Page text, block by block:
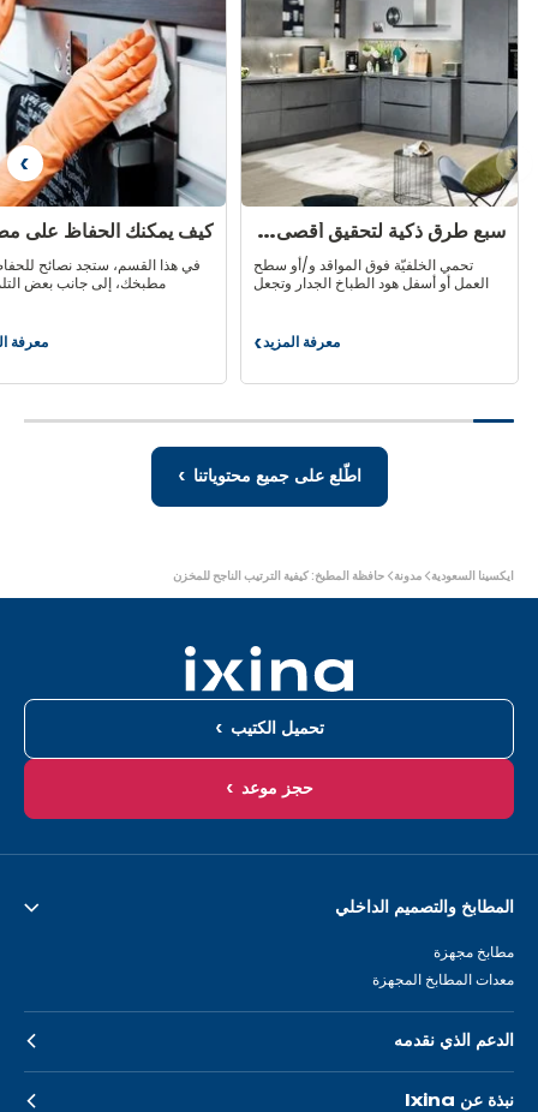
سبع طرق ذكية لتحقيق أقصى استفادة من الخلفيّة
تحمي الخلفيّة فوق المواقد و/أو سطح
العمل أو أسفل هود الطباخ الجدار وتجعل
خلفيّة مضيئة يمكن أن تكون أيضا خيارا ذكيا؟
إليك بعض الأفكار التي ستلهمك...
معرفة المزيد
سبع
ذكية
أقصى
استفادة
من
الخلفيّة
في هذا القسم، ستجد نصائح
مطبخك، إلى جانب بعض
مطبخك على أساس يومي حتى
معرفة
كيف
الحفاظ
مطبخك
اطّلع على جميع محتوياتنا
أنت
هنا:
ايكسينا السعودية مدونة حافظة المطبخ: كيفية الترتيب الناجح للمخزن
تحميل الكتيب
حجز موعد
المطابخ والتصميم الداخلي
مطابخ مجهزة
معدات المطابخ المجهزة
الدعم الذي نقدمه
نبذة عن Ixina